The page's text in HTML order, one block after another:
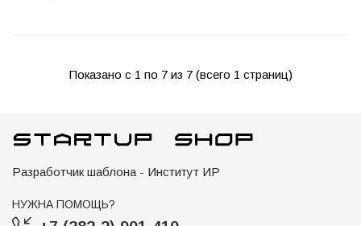
Показано с 1 по 7 из 7 (всего 1 страниц)
Разработчик шаблона - Институт ИР
НУЖНА ПОМОЩЬ?